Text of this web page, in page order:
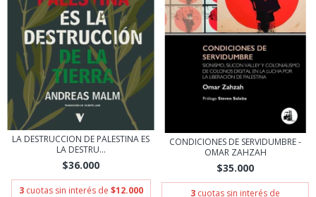
LA DESTRUCCION DE PALESTINA ES
LA DESTRU...
$36.000
3 cuotas sin interés de $12.000
CONDICIONES DE SERVIDUMBRE -
OMAR ZAHZAH
$35.000
3 cuotas sin interés de